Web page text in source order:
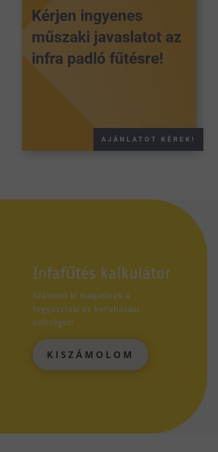
Kérjen ingyenes
műszaki javaslatot az
infra padló fűtésre!
AJÁNLATOT KÉREK!
Infafűtés kalkulátor
Számold ki magadnak a
fogyasztási és beruházási
költséget!
KISZÁMOLOM